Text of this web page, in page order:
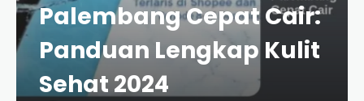
Palembang Cepat Cair:
Panduan Lengkap Kulit
Sehat 2024